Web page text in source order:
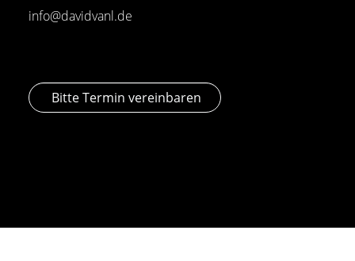
info@davidvanl.de
Bitte Termin vereinbaren